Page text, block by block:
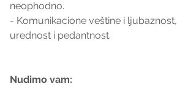
neophodno.
- Komunikacione veštine i ljubaznost,
urednost i pedantnost.
Nudimo vam: